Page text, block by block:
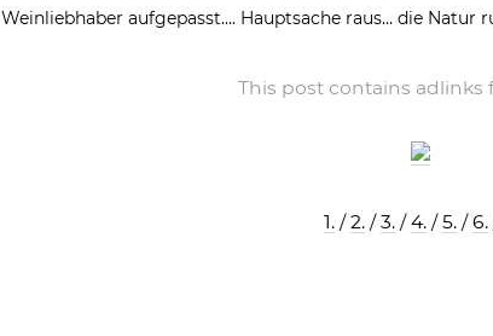
Weinliebhaber aufgepasst…. Hauptsache raus… die Natur
This post contains adlinks
1. /2. /3. /4. /5. /6.